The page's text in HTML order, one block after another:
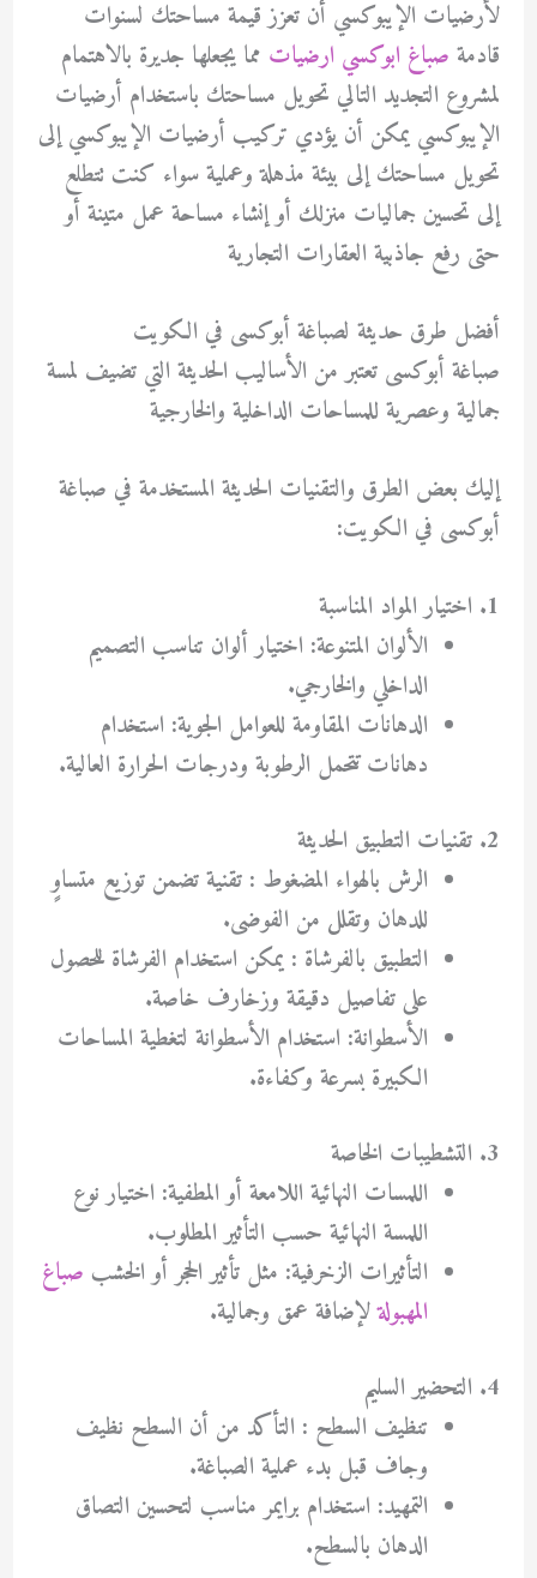
لأرضيات الإيبوكسي أن تعزز قيمة مساحتك لسنوات
قادمة صباغ ابوكسي ارضيات مما يجعلها جديرة بالاهتمام
لمشروع التجديد التالي تحويل مساحتك باستخدام أرضيات
الإيبوكسي يمكن أن يؤدي تركيب أرضيات الإيبوكسي إلى
تحويل مساحتك إلى بيئة مذهلة وعملية سواء كنت تتطلع
إلى تحسين جماليات منزلك أو إنشاء مساحة عمل متينة أو
حتى رفع جاذبية العقارات التجارية
أفضل طرق حديثة لصباغة أبوكسى في الكويت
صباغة أبوكسى تعتبر من الأساليب الحديثة التي تضيف لمسة
جمالية وعصرية للمساحات الداخلية والخارجية
إليك بعض الطرق والتقنيات الحديثة المستخدمة في صباغة
أبوكسى في الكويت:
1. اختيار المواد المناسبة
الألوان المتنوعة: اختيار ألوان تناسب التصميم
الداخلي والخارجي.
الدهانات المقاومة للعوامل الجوية: استخدام
دهانات تتحمل الرطوبة ودرجات الحرارة العالية.
2. تقنيات التطبيق الحديثة
الرش بالهواء المضغوط : تقنية تضمن توزيع متساوٍ
للدهان وتقلل من الفوضى.
التطبيق بالفرشاة : يمكن استخدام الفرشاة للحصول
على تفاصيل دقيقة وزخارف خاصة.
الأسطوانة: استخدام الأسطوانة لتغطية المساحات
الكبيرة بسرعة وكفاءة.
3. التشطيبات الخاصة
اللمسات النهائية اللامعة أو المطفية: اختيار نوع
اللمسة النهائية حسب التأثير المطلوب.
التأثيرات الزخرفية: مثل تأثير الحجر أو الخشب صباغ
المهبولةلإضافة عمق وجمالية.
4. التحضير السليم
تنظيف السطح : التأكد من أن السطح نظيف
وجاف قبل بدء عملية الصباغة.
التمهيد: استخدام برايمر مناسب لتحسين التصاق
الدهان بالسطح.